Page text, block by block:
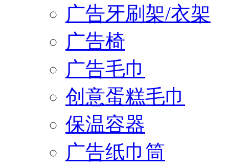
广告牙刷架/衣架
广告椅
广告毛巾
创意蛋糕毛巾
保温容器
广告纸巾筒